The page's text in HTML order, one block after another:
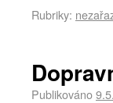
Rubriky:
Publikováno